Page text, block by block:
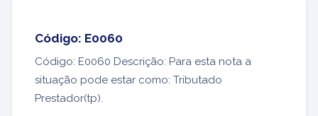
Código: E0060
Código: E0060 Descrição: Para esta nota a
situação pode estar como: Tributado
Prestador(tp).